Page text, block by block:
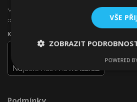
Máte zájem o dropshipping, nebo se
partnerem?
Kontaktujte nás ještě dnes!
VŠE
ZOBRAZIT
nutné
Výkonové
soubory
POWERED